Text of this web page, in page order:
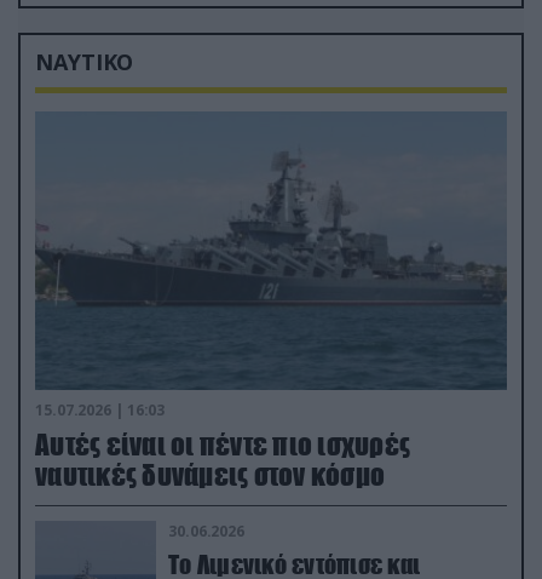
ΝΑΥΤΙΚΟ
15.07.2026 | 16:03
Aυτές είναι οι πέντε πιο ισχυρές
ναυτικές δυνάμεις στον κόσμο
30.06.2026
Το Λιμενικό εντόπισε και